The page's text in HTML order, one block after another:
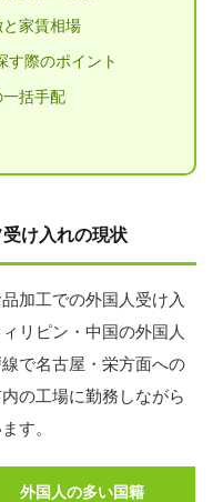
家賃相場
す際のポイント
括手配
け入れの現状
加工での外国人受け入
リピン・中国の外国人
で名古屋・栄方面への
の工場に勤務しながら
す。
外国人の多い国籍